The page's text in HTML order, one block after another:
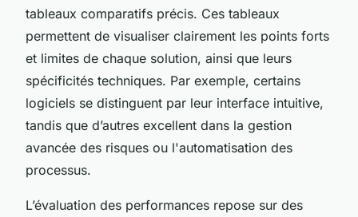
tableaux comparatifs précis. Ces tableaux
permettent de visualiser clairement les points forts
et limites de chaque solution, ainsi que leurs
spécificités techniques. Par exemple, certains
logiciels se distinguent par leur interface intuitive,
tandis que d’autres excellent dans la gestion
avancée des risques ou l'automatisation des
processus.
L’évaluation des performances repose sur des